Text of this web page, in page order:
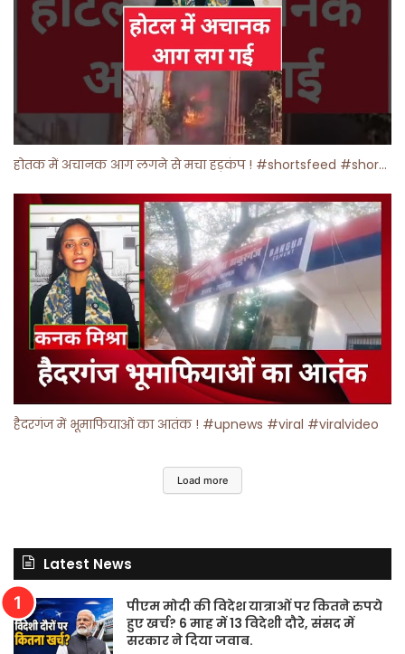
होतक में अचानक आग लगने से मचा हड़कंप ! #shortsfeed #shorts #viralshorts
हैदरगंज में भूमाफियाओं का आतंक ! #upnews #viral #viralvideo
Load more
Latest News
पीएम मोदी की विदेश यात्राओं पर कितने रुपये
हुए खर्च? 6 माह में 13 विदेशी दौरे, संसद में
सरकार ने दिया जवाब.